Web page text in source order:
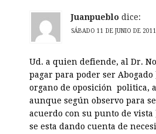
Juanpueblo dice:
SÁBADO 11 DE JUNIO DE
Ud. a quien defiende, al Dr.
pagar para poder ser Abogado
organo de oposición politica,
aunque según observo para
acuerdo con su punto de vista
se esta dando cuenta de